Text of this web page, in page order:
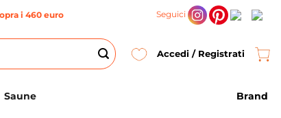
i 460 euro Seguici
Accedi / Registrati
Saune Brand